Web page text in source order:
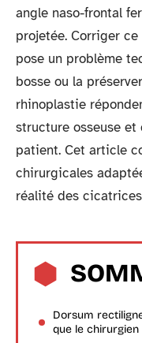
angle naso-frontal
projetée. Corriger
pose un problème
bosse ou la
rhinoplastie
structure osseuse
patient. Cet article
chirurgicales
réalité des
Dorsum
que le